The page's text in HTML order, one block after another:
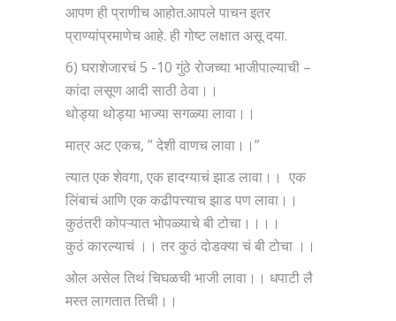
आपण ही प्राणीच आहोत.आपले पाचन इतर
प्राण्यांप्रमाणेच आहे. ही गोष्ट लक्षात असू दया.
6) घराशेजारचं 5 -10 गुंठे रोजच्या भाजीपाल्याची –
कांदा लसूण आदी साठी ठेवा।।
थोड्या थोड्या भाज्या सगळ्या लावा।।
मात्र अट एकच, ” देशी वाणच लावा।।”
त्यात एक शेवगा, एक हादग्याचं झाड लावा।। एक
लिंबाचं आणि एक कढीपत्त्याच झाड पण लावा।।
कुठंतरी कोपऱ्यात भोपळ्याचे बी टोचा।।।।
कुठं कारल्याचं ।। तर कुठं दोडक्या चं बी टोचा ।।
ओल असेल तिथं चिघळची भाजी लावा।। धपाटी लै
मस्त लागतात तिची।।